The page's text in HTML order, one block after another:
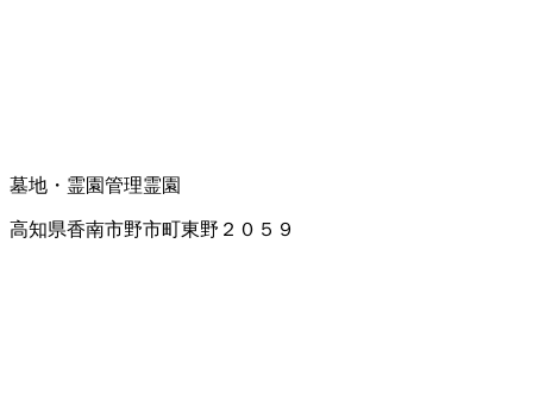
墓地・霊園管理霊園
高知県香南市野市町東野２０５９